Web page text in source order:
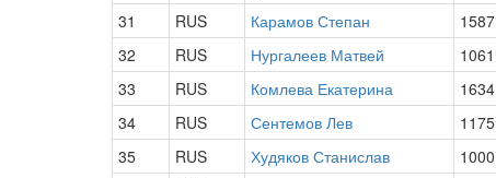
31
RUS Карамов Степан 1587
32
RUS Нургалеев Матвей 1061
33
RUS Комлева Екатерина 1634
34
RUS Сентемов Лев 1175
35
RUS Худяков Станислав 1000